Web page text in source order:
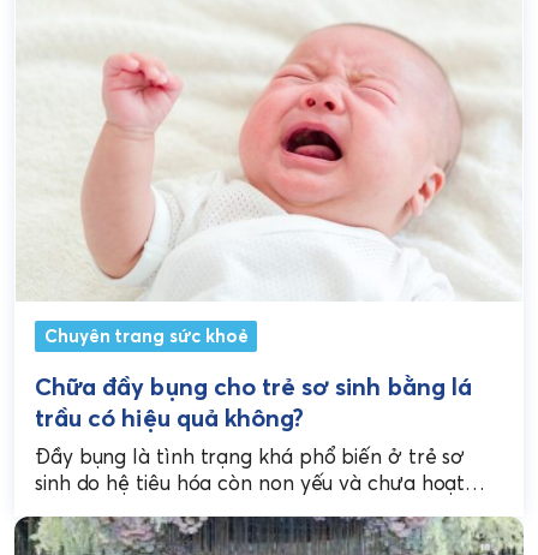
Chuyên trang sức khoẻ
Chữa đầy bụng cho trẻ sơ sinh bằng lá
trầu có hiệu quả không?
Đầy bụng là tình trạng khá phổ biến ở trẻ sơ
sinh do hệ tiêu hóa còn non yếu và chưa hoạt